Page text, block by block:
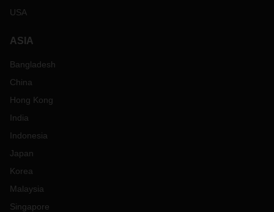
USA
ASIA
Bangladesh
China
Hong Kong
India
Indonesia
Japan
Korea
Malaysia
Singapore